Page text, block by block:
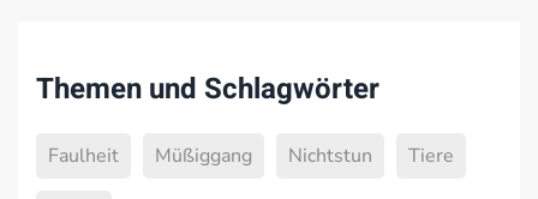
Themen und Schlagwörter
Faulheit Müßiggang Nichtstun Tiere